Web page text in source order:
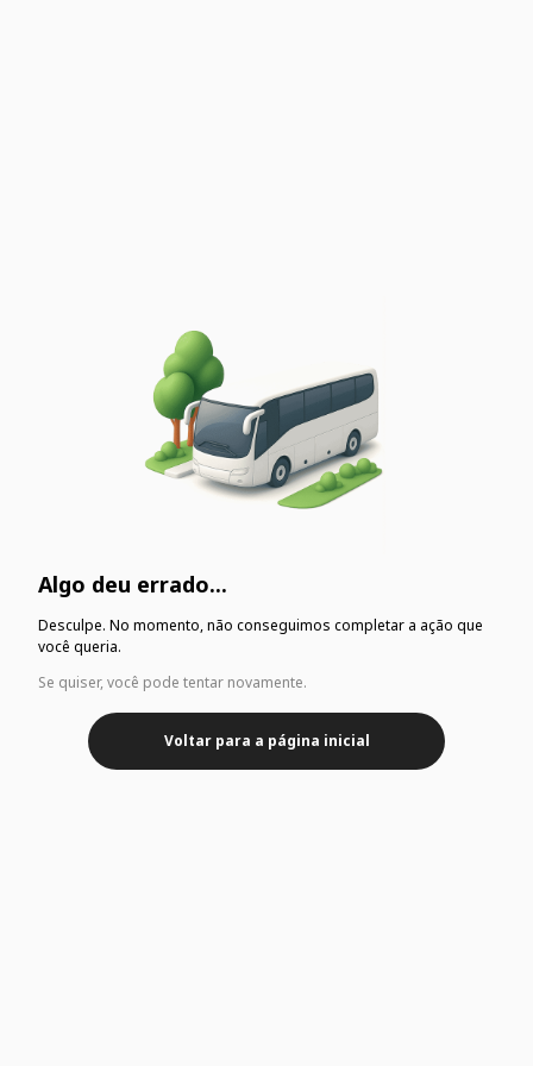
Algo deu errado...
Desculpe. No momento, não conseguimos completar a ação que
você queria.
Se quiser, você pode tentar novamente.
Voltar para a página inicial